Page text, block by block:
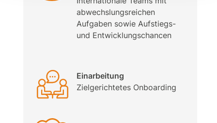
abwechslungsreichen
Aufgaben sowie Aufstiegs-
und Entwicklungschancen
Einarbeitung
Zielgerichtetes Onboarding